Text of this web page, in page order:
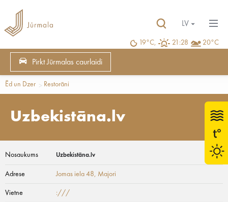
19°C, 21:28 20°C
LV
Pirkt Jūrmalas caurlaidi
Ēd un Dzer Restorāni
Uzbekistāna.lv
Nosaukums Uzbekistāna.lv
Adrese Jomas iela 48, Majori
Vietne :///